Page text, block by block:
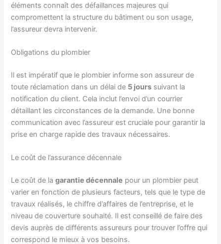
éléments connaît des défaillances majeures qui
compromettent la structure du bâtiment ou son usage,
l’assureur devra intervenir.
Obligations du plombier
Il est impératif que le plombier informe son assureur de
toute réclamation dans un délai de 5 jours suivant la
notification du client. Cela inclut l’envoi d’un courrier
détaillant les circonstances de la demande. Une bonne
communication avec l’assureur est cruciale pour garantir la
prise en charge rapide des travaux nécessaires.
Le coût de l’assurance décennale
Le coût de lagarantie décennale pour un plombier peut
varier en fonction de plusieurs facteurs, tels que le type de
travaux réalisés, le chiffre d’affaires de l’entreprise, et le
niveau de couverture souhaité. Il est conseillé de faire des
devis auprès de différents assureurs pour trouver l’offre qui
correspond le mieux à vos besoins.